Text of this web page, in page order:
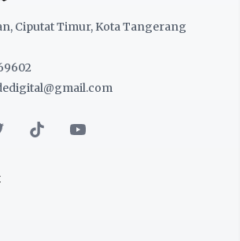
Ciputat Timur, Kota Tangerang